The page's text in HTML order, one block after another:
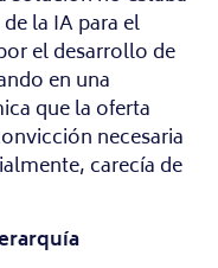
la IA para el
el desarrollo de
en una
que la oferta
necesaria
carecía de